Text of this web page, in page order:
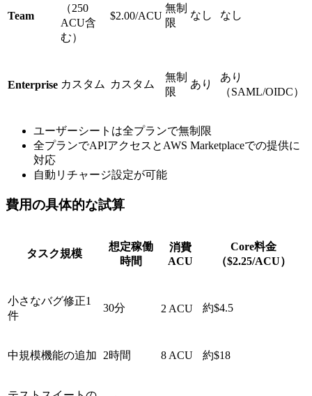
Team
（250
ACU含
む）
$2.00/ACU
無制
限
なし なし
Enterprise カスタム カスタム
無制
限
あり
あり
（SAML/OIDC）
ユーザーシートは全プランで無制限
全プランでAPIアクセスとAWS Marketplaceでの提供に
対応
自動リチャージ設定が可能
費用の具体的な試算
タスク規模
想定稼働
時間
消費
ACU
Core料金
（$2.25/ACU）
小さなバグ修正1
件
30分 2 ACU 約$4.5
中規模機能の追加 2時間 8 ACU 約$18